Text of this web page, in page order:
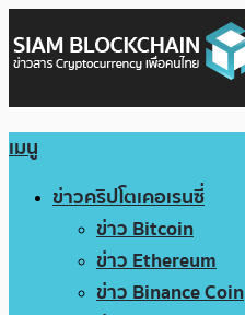
เมนู
ข่าวคริปโตเคอเรนซี่
ข่าว Bitcoin
ข่าว Ethereum
ข่าว Binance Coin